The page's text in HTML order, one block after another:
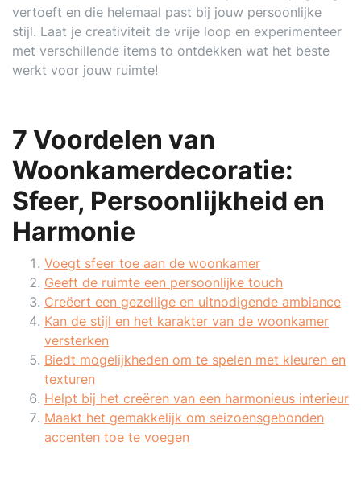
vertoeft en die helemaal past bij jouw persoonlijke
stijl. Laat je creativiteit de vrije loop en experimenteer
met verschillende items to ontdekken wat het beste
werkt voor jouw ruimte!
7 Voordelen van
Woonkamerdecoratie:
Sfeer, Persoonlijkheid en
Harmonie
Voegt sfeer toe aan de woonkamer
Geeft de ruimte een persoonlijke touch
Creëert een gezellige en uitnodigende ambiance
Kan de stijl en het karakter van de woonkamer
versterken
Biedt mogelijkheden om te spelen met kleuren en
texturen
Helpt bij het creëren van een harmonieus interieur
Maakt het gemakkelijk om seizoensgebonden
accenten toe te voegen